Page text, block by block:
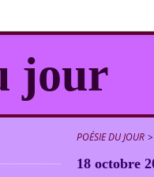
jour
POÉSIE DU JOUR >
18 octobre